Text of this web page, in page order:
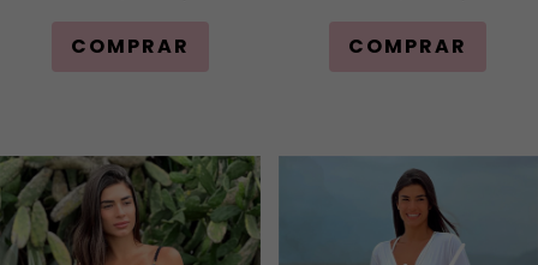
COMPRAR COMPRAR